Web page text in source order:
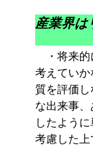
産業界は
・将来的
考えてい
質を評価
な出来事
したよう
考慮した上